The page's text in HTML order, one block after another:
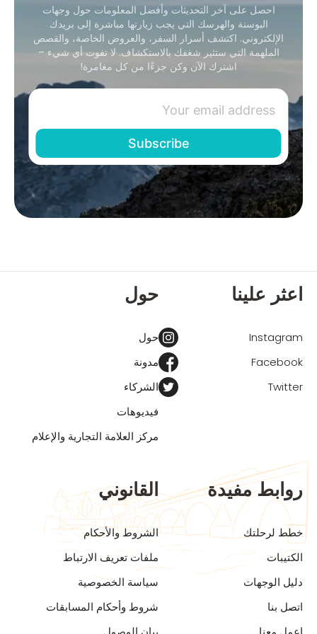
احصل على آخر التحديثات وأفضل المعلومات حول وجهات
البوسنة والهرسك التي يجب زيارتها مباشرة إلى بريدك
الإلكتروني. اكتشف أسرار السفر، والعروض الخاصة، والقصص
الملهمة التي ستثير شغفك بالاستكشاف. لا تفوت أي شيء –
اشترك الآن وكن جزءًا من كل مغامرة!
اعثر علينا
Instagram
Facebook
Twitter
حول
حول
مدونة
الشركاء
فيديوهات
مركز العلامة التجارية والإعلام
روابط مفيدة
خطط لرحلتك
الكتيبات
دليل الوجهات
اتصل بنا
القانوني
الشروط والأحكام
ملفات تعريف الارتباط
سياسة الخصوصية
شروط وأحكام المسابقات